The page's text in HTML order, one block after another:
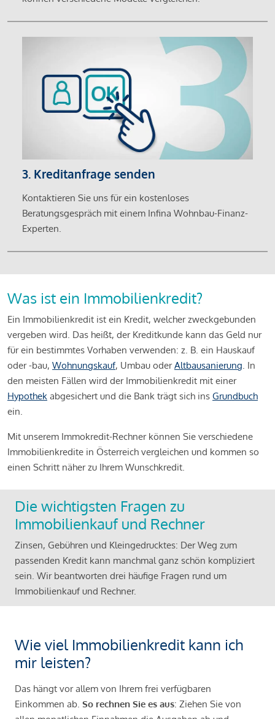
3. Kreditanfrage senden
Kontaktieren Sie uns für ein kostenloses
Beratungsgespräch mit einem Infina Wohnbau-Finanz-
Experten.
Was ist ein Immobilienkredit?
Ein Immobilienkredit ist ein Kredit, welcher zweckgebunden
vergeben wird. Das heißt, der Kreditkunde kann das Geld nur
für ein bestimmtes Vorhaben verwenden: z. B. ein Hauskauf
oder -bau, Wohnungskauf, Umbau oderAltbausanierung. In
den meisten Fällen wird der Immobilienkredit mit einer
Hypothek abgesichert und die Bank trägt sich ins Grundbuch
ein.
Mit unserem Immokredit-Rechner können Sie verschiedene
Immobilienkredite in Österreich vergleichen und kommen so
einen Schritt näher zu Ihrem Wunschkredit.
Die wichtigsten Fragen zu
Immobilienkauf und Rechner
Zinsen, Gebühren und Kleingedrucktes: Der Weg zum
passenden Kredit kann manchmal ganz schön kompliziert
sein. Wir beantworten drei häufige Fragen rund um
Immobilienkauf und Rechner.
Wie viel Immobilienkredit kann ich
mir leisten?
Das hängt vor allem von Ihrem frei verfügbaren
Einkommen ab. So rechnen Sie es aus: Ziehen Sie von